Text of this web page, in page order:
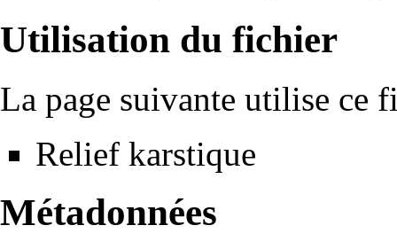
Utilisation du fichier
La page suivante utilise ce
Relief karstique
Métadonnées